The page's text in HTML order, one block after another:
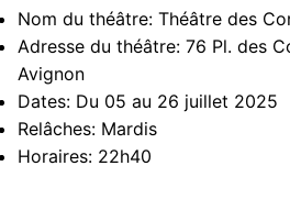
Nom du théâtre: Théâtre des
Adresse du théâtre: 76 Pl. des
Avignon
Dates: Du 05 au 26 juillet 2025
Relâches: Mardis
Horaires: 22h40